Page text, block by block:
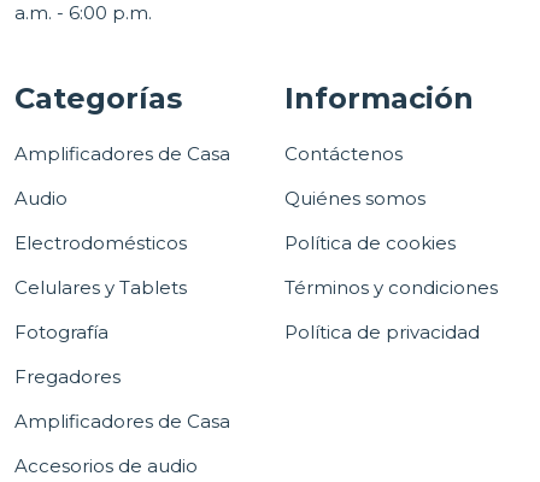
a.m. - 6:00 p.m.
Categorías
Amplificadores de Casa
Audio
Electrodomésticos
Celulares y Tablets
Fotografía
Fregadores
Amplificadores de Casa
Accesorios de audio
Información
Contáctenos
Quiénes somos
Política de cookies
Términos y condiciones
Política de privacidad